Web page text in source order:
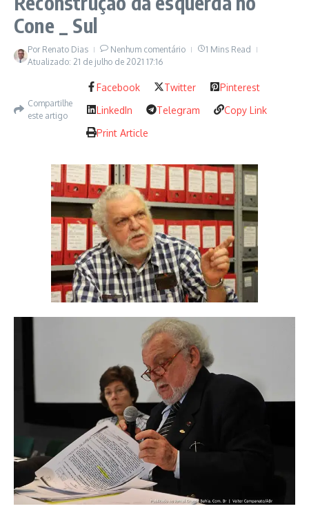
Cone _ Sul
Por Renato Dias Nenhum comentário
1 Mins Read
Atualizado: 21 de julho de 2021 17:16
Compartilhe
este artigo
Facebook Twitter
Pinterest
LinkedIn
Telegram
Copy Link
Print Article